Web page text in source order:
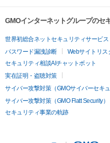
GMOインターネットグループのセ
世界初総合ネットセキュリティサービス
パスワード漏洩診断
Webサイトリス
セキュリティ相談AIチャットボット
実在証明・盗聴対策
サイバー攻撃対策（GMOサイバーセキ
サイバー攻撃対策（GMO Flatt Security）
セキュリティ事業の軌跡